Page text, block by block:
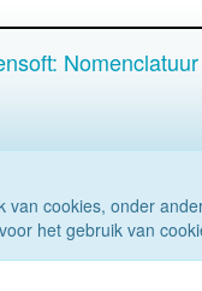
van cookies, onder
het gebruik van